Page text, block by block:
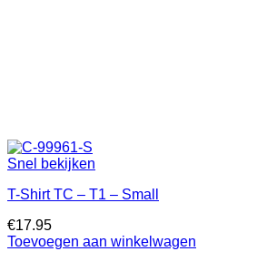
Snel bekijken
T-Shirt TC – T1 – Small
€17.95
Toevoegen aan winkelwagen